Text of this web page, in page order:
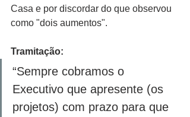
Casa e por discordar do que observou
como "dois aumentos".
Tramitação:
“Sempre cobramos o
Executivo que apresente (os
projetos) com prazo para que